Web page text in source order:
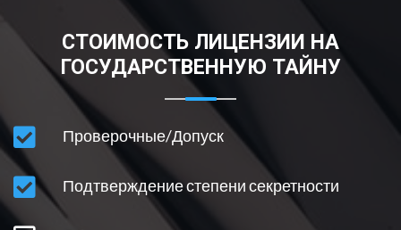
СПЕЦИАЛЬНАЯ ЭКСПЕРТИЗА
СРОЧНОЕ ПОЛУЧЕНИЕ
ВНЕСЕНИЕ ИЗМЕНЕНИЙ В ЛИЦЕНЗИЮ
ОГРАНИЧЕНИЯ НА ПОЛУЧЕНИЕ ЛИЦЕНЗИИ
ОСНОВНЫЕ УСЛОВИЯ И ПРОЦЕДУРЫ
СТОИМОСТЬ ЛИЦЕНЗИИ НА
ГОСУДАРСТВЕННУЮ ТАЙНУ
Проверочные/Допуск
Подтверждение степени секретности